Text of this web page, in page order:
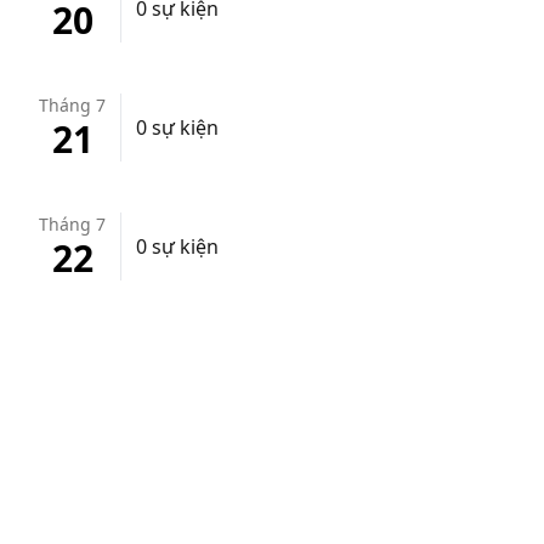
20 0 sự kiện
Tháng 7
21 0 sự kiện
Tháng 7
22 0 sự kiện